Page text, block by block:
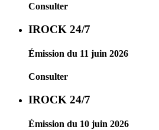
Consulter
IROCK 24/7
Émission du 11 juin 2026
Consulter
IROCK 24/7
Émission du 10 juin 2026